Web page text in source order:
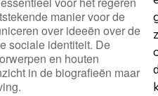
manier voor de
over ideeën over de
sociale identiteit. De
en houten
in de biografieën maar